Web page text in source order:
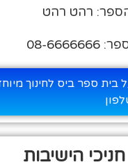
רהט רהט
ספר ביס לחינוך מיוחד
הישיבות